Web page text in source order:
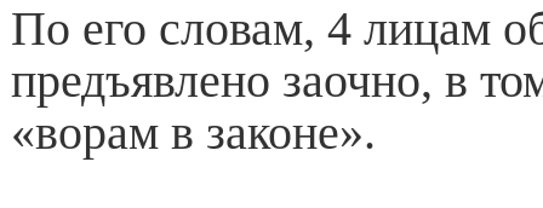
По его словам, 4 лицам
предъявлено заочно, в
«ворам в законе».